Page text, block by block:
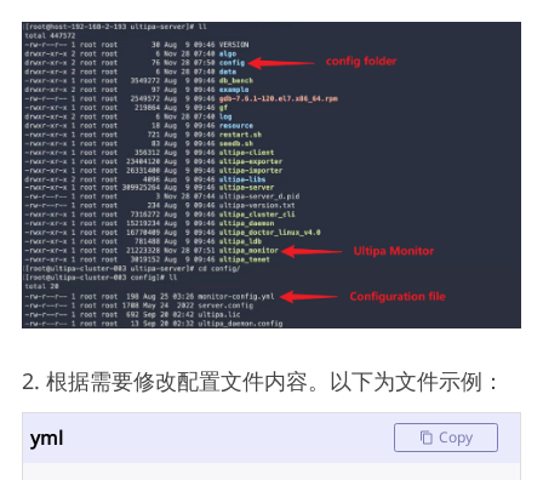
2. 根据需要修改配置文件内容。以下为文件示例：
yml Copy